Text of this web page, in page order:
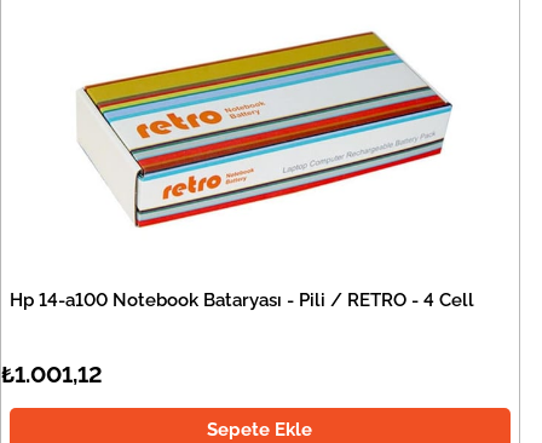
Hp 14-a100 Notebook Bataryası - Pili / RETRO - 4 Cell
₺1.001,12
Sepete Ekle